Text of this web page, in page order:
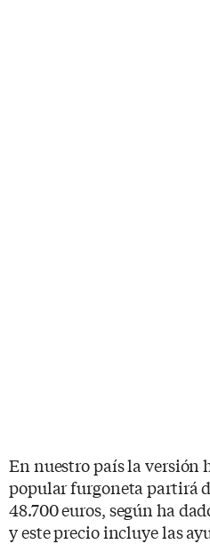
En nuestro país la versión
popular furgoneta partirá
48.700 euros, según ha
y este precio incluye las